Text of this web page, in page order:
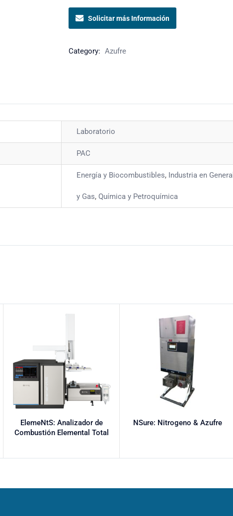
Solicitar más Información
Category: Azufre
Laboratorio
PAC
Energía y Biocombustibles, Industria en General
y Gas, Química y Petroquímica
ElemeNtS: Analizador de
Combustión Elemental Total
NSure: Nitrogeno & Azufre